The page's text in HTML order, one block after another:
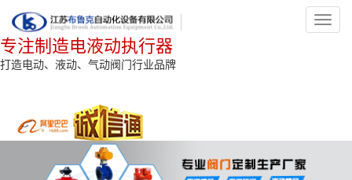
专注制造电液动执行器
打造电动、液动、气动阀门行业品牌